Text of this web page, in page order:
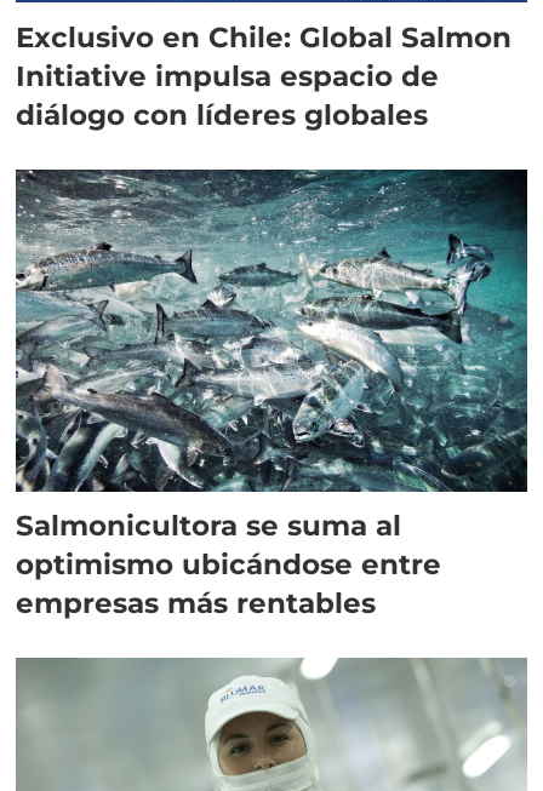
Exclusivo en Chile: Global Salmon
Initiative impulsa espacio de
diálogo con líderes globales
Salmonicultora se suma al
optimismo ubicándose entre
empresas más rentables